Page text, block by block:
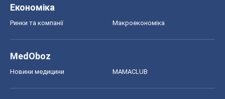
Економіка
Ринки та компанії Макроекономіка
MedOboz
Новини медицини MAMACLUB